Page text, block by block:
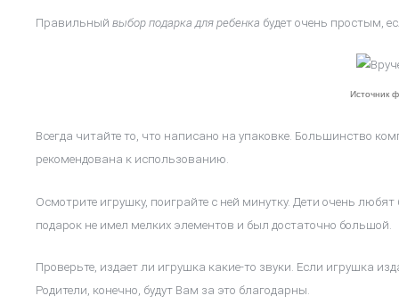
Правильный выбор подарка для ребенка будет очень простым,
Источник
Всегда читайте то, что написано на упаковке. Большинство
рекомендована к использованию.
Осмотрите игрушку, поиграйте с ней минутку. Дети очень
подарок не имел мелких элементов и был достаточно большой.
Проверьте, издает ли игрушка какие-то звуки. Если игрушка
Родители, конечно, будут Вам за это благодарны.